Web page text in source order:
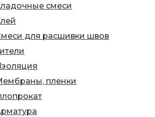
смеси
для расшивки швов
пленки